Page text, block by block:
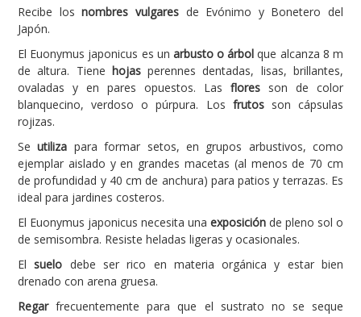
Flores y Plantas
Árboles y Palmeras
Arbustos y Trepadoras
Cactus y Suculentas
Recibe losnombres vulgaresde Evónimo y Bonetero del
Japón.
El Euonymus japonicus es un arbusto o árbol que alcanza 8 m
de altura. Tiene hojasperennes dentadas, lisas, brillantes,
ovaladas y en pares opuestos. Las flores son de color
blanquecino, verdoso o púrpura. Los frutosson cápsulas
rojizas.
Seutiliza para formar setos, en grupos arbustivos, como
ejemplar aislado y en grandes macetas (al menos de 70 cm
de profundidad y 40 cm de anchura) para patios y terrazas. Es
ideal para jardines costeros.
El Euonymus japonicus necesita una exposición de pleno sol o
de semisombra. Resiste heladas ligeras y ocasionales.
Elsuelo debe ser rico en materia orgánica y estar bien
drenado con arena gruesa.
Regarfrecuentemente para que el sustrato no se seque